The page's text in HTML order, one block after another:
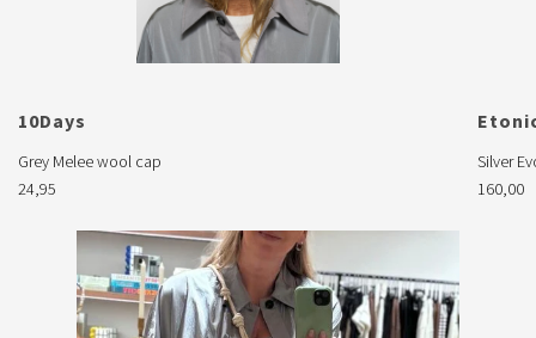
10Days
Grey Melee wool cap
24,95
Silver
160,00